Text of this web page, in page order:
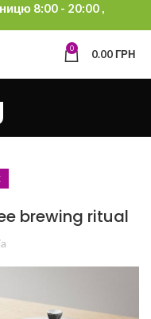
8:00 - 20:00 ,
0 0.00ГРН
brewing ritual